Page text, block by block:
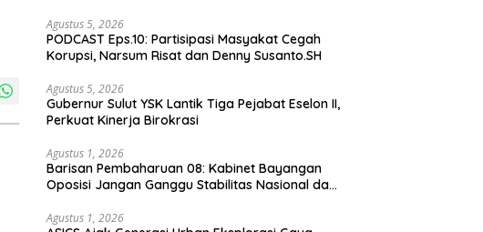
Agustus 5, 2026
PODCAST Eps.10: Partisipasi Masyakat Cegah
Korupsi, Narsum Risat dan Denny Susanto.SH
Agustus 5, 2026
Gubernur Sulut YSK Lantik Tiga Pejabat Eselon II,
Perkuat Kinerja Birokrasi
Agustus 1, 2026
Barisan Pembaharuan 08: Kabinet Bayangan
Oposisi Jangan Ganggu Stabilitas Nasional dan
Agustus 1, 2026